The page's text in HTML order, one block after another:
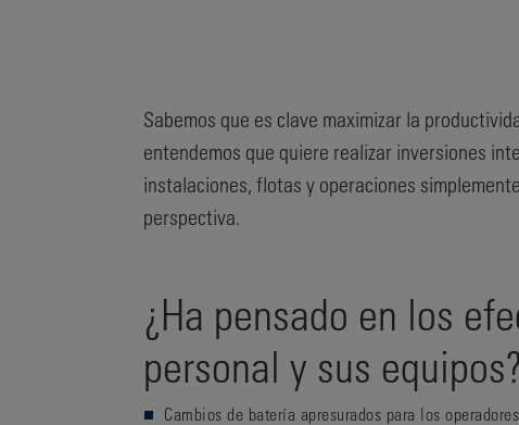
Sabemos que es clave maximizar la
entendemos que quiere realizar inversiones
instalaciones, flotas y operaciones
perspectiva.
¿Ha pensado en los
personal y sus equipos?
Cambios de batería apresurados para los